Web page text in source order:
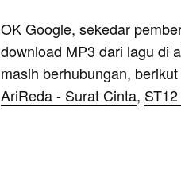
OK Google, sekedar
download MP3 dari lagu di
masih berhubungan,
AriReda - Surat Cinta,